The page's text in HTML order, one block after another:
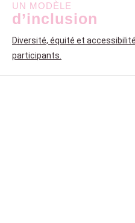
UN MODÈLE
d’inclusion
Diversité, équité et
participants.